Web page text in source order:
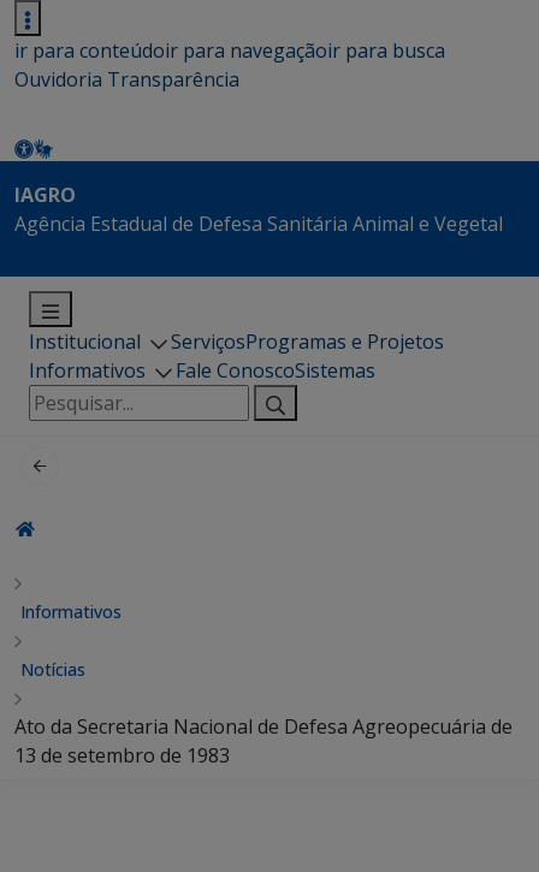
ir para conteúdoir para navegaçãoir para busca
Ouvidoria Transparência
IAGRO
Agência Estadual de Defesa Sanitária Animal e Vegetal
Institucional ServiçosProgramas e Projetos
Informativos
Fale ConoscoSistemas
Pesquisar
por:
Informativos
Notícias
Ato da Secretaria Nacional de Defesa Agreopecuária de
13 de setembro de 1983